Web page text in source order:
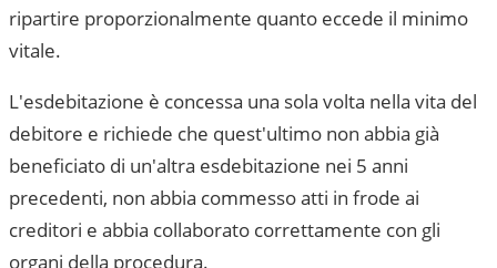
ripartire proporzionalmente quanto eccede il minimo
vitale.
L'esdebitazione è concessa una sola volta nella vita del
debitore e richiede che quest'ultimo non abbia già
beneficiato di un'altra esdebitazione nei 5 anni
precedenti, non abbia commesso atti in frode ai
creditori e abbia collaborato correttamente con gli
organi della procedura.